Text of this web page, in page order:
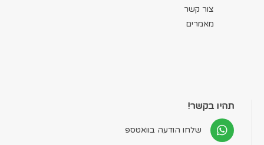
צור קשר
מאמרים
תהיו בקשר!
שלחו הודעה בוואטספ